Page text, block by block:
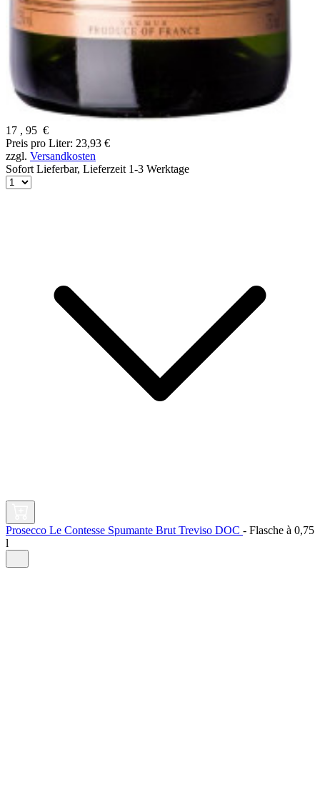
17 , 95 €
Preis pro Liter: 23,93 €
zzgl. Versandkosten
Sofort Lieferbar, Lieferzeit 1-3 Werktage
Prosecco Le Contesse Spumante Brut Treviso DOC - Flasche à 0,75
l